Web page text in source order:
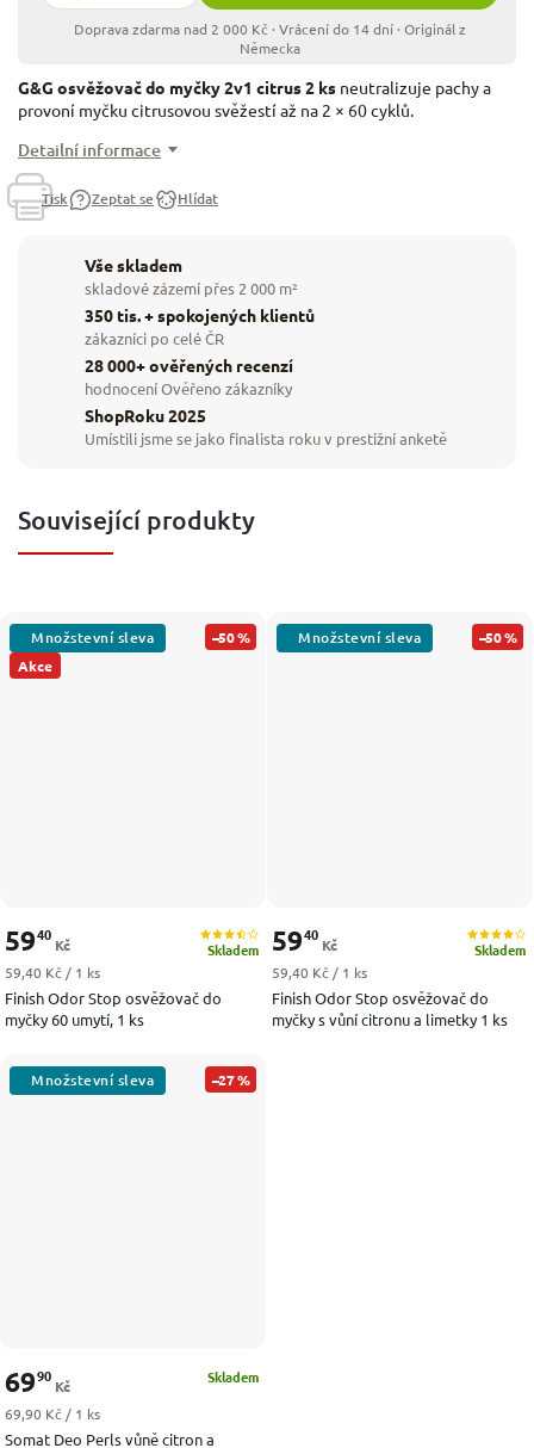
G&G osvěžovač do myčky 2v1 citrus 2 ks neutralizuje pachy a
provoní myčku citrusovou svěžestí až na 2 × 60 cyklů.
Detailní informace
Tisk Zeptat se Hlídat
Vše skladem
skladové zázemí přes 2 000 m²
350 tis. + spokojených klientů
zákazníci po celé ČR
28 000+ ověřených recenzí
hodnocení Ověřeno zákazníky
ShopRoku 2025
Umístili jsme se jako finalista roku v prestižní anketě
Související produkty
Akce
–50 %
Finish Odor Stop osvěžovač do
myčky 60 umytí, 1 ks
Skladem
5940
Kč
Měrná cena:
59,40 Kč / 1 ks
–50 %
Finish Odor Stop osvěžovač do
myčky s vůní citronu a limetky 1 ks
Skladem
5940
Kč
Měrná cena:
59,40 Kč / 1 ks
–27 %
Somat Deo Perls vůně citron a
Skladem
6990
Kč
Měrná cena:
69,90 Kč / 1 ks